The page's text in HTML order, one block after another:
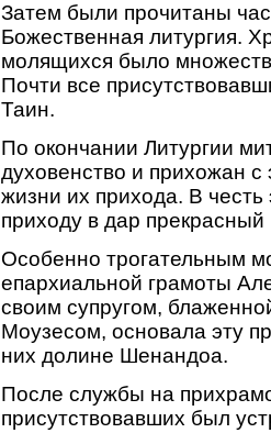
Затем были прочитаны
Божественная литургия.
молящихся было
Почти все
Таин.
По окончании Литургии
духовенство и прихожан
жизни их прихода. В честь
приходу в дар
Особенно трогательным
епархиальной грамоты
своим супругом,
Моузесом, основала эту
них долине Шенандоа.
После службы на
присутствовавших был